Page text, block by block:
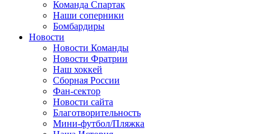
Команда Спартак
Наши соперники
Бомбардиры
Новости
Новости Команды
Новости Фратрии
Наш хоккей
Сборная России
Фан-cектор
Новости сайта
Благотворительность
Мини-футбол/Пляжка